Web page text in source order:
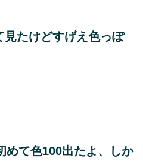
たけどすげえ色っぽ
めて色100出たよ、しか